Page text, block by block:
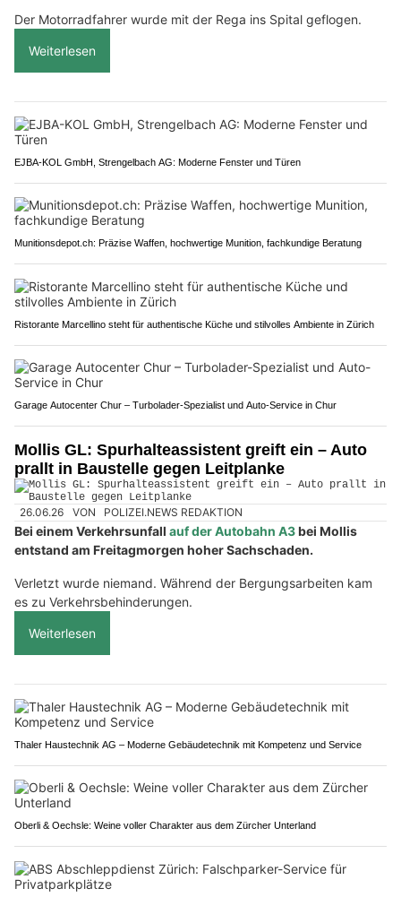
Der Motorradfahrer wurde mit der Rega ins Spital geflogen.
Weiterlesen
EJBA-KOL GmbH, Strengelbach AG: Moderne Fenster und Türen
Munitionsdepot.ch: Präzise Waffen, hochwertige Munition, fachkundige Beratung
Ristorante Marcellino steht für authentische Küche und stilvolles Ambiente in Zürich
Garage Autocenter Chur – Turbolader-Spezialist und Auto-Service in Chur
Mollis GL: Spurhalteassistent greift ein – Auto
prallt in Baustelle gegen Leitplanke
26.06.26 VON POLIZEI.NEWS REDAKTION
Bei einem Verkehrsunfall auf der Autobahn A3bei Mollis
entstand am Freitagmorgen hoher Sachschaden.
Verletzt wurde niemand. Während der Bergungsarbeiten kam
es zu Verkehrsbehinderungen.
Weiterlesen
Thaler Haustechnik AG – Moderne Gebäudetechnik mit Kompetenz und Service
Oberli & Oechsle: Weine voller Charakter aus dem Zürcher Unterland